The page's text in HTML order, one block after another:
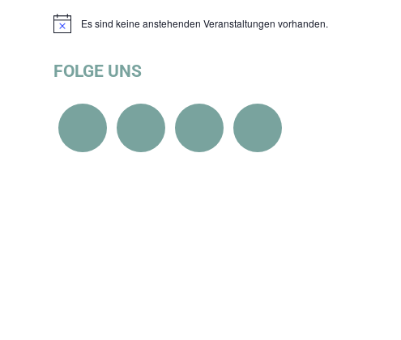
HinweisEs sind keine anstehenden Veranstaltungen vorhanden.
FOLGE UNS